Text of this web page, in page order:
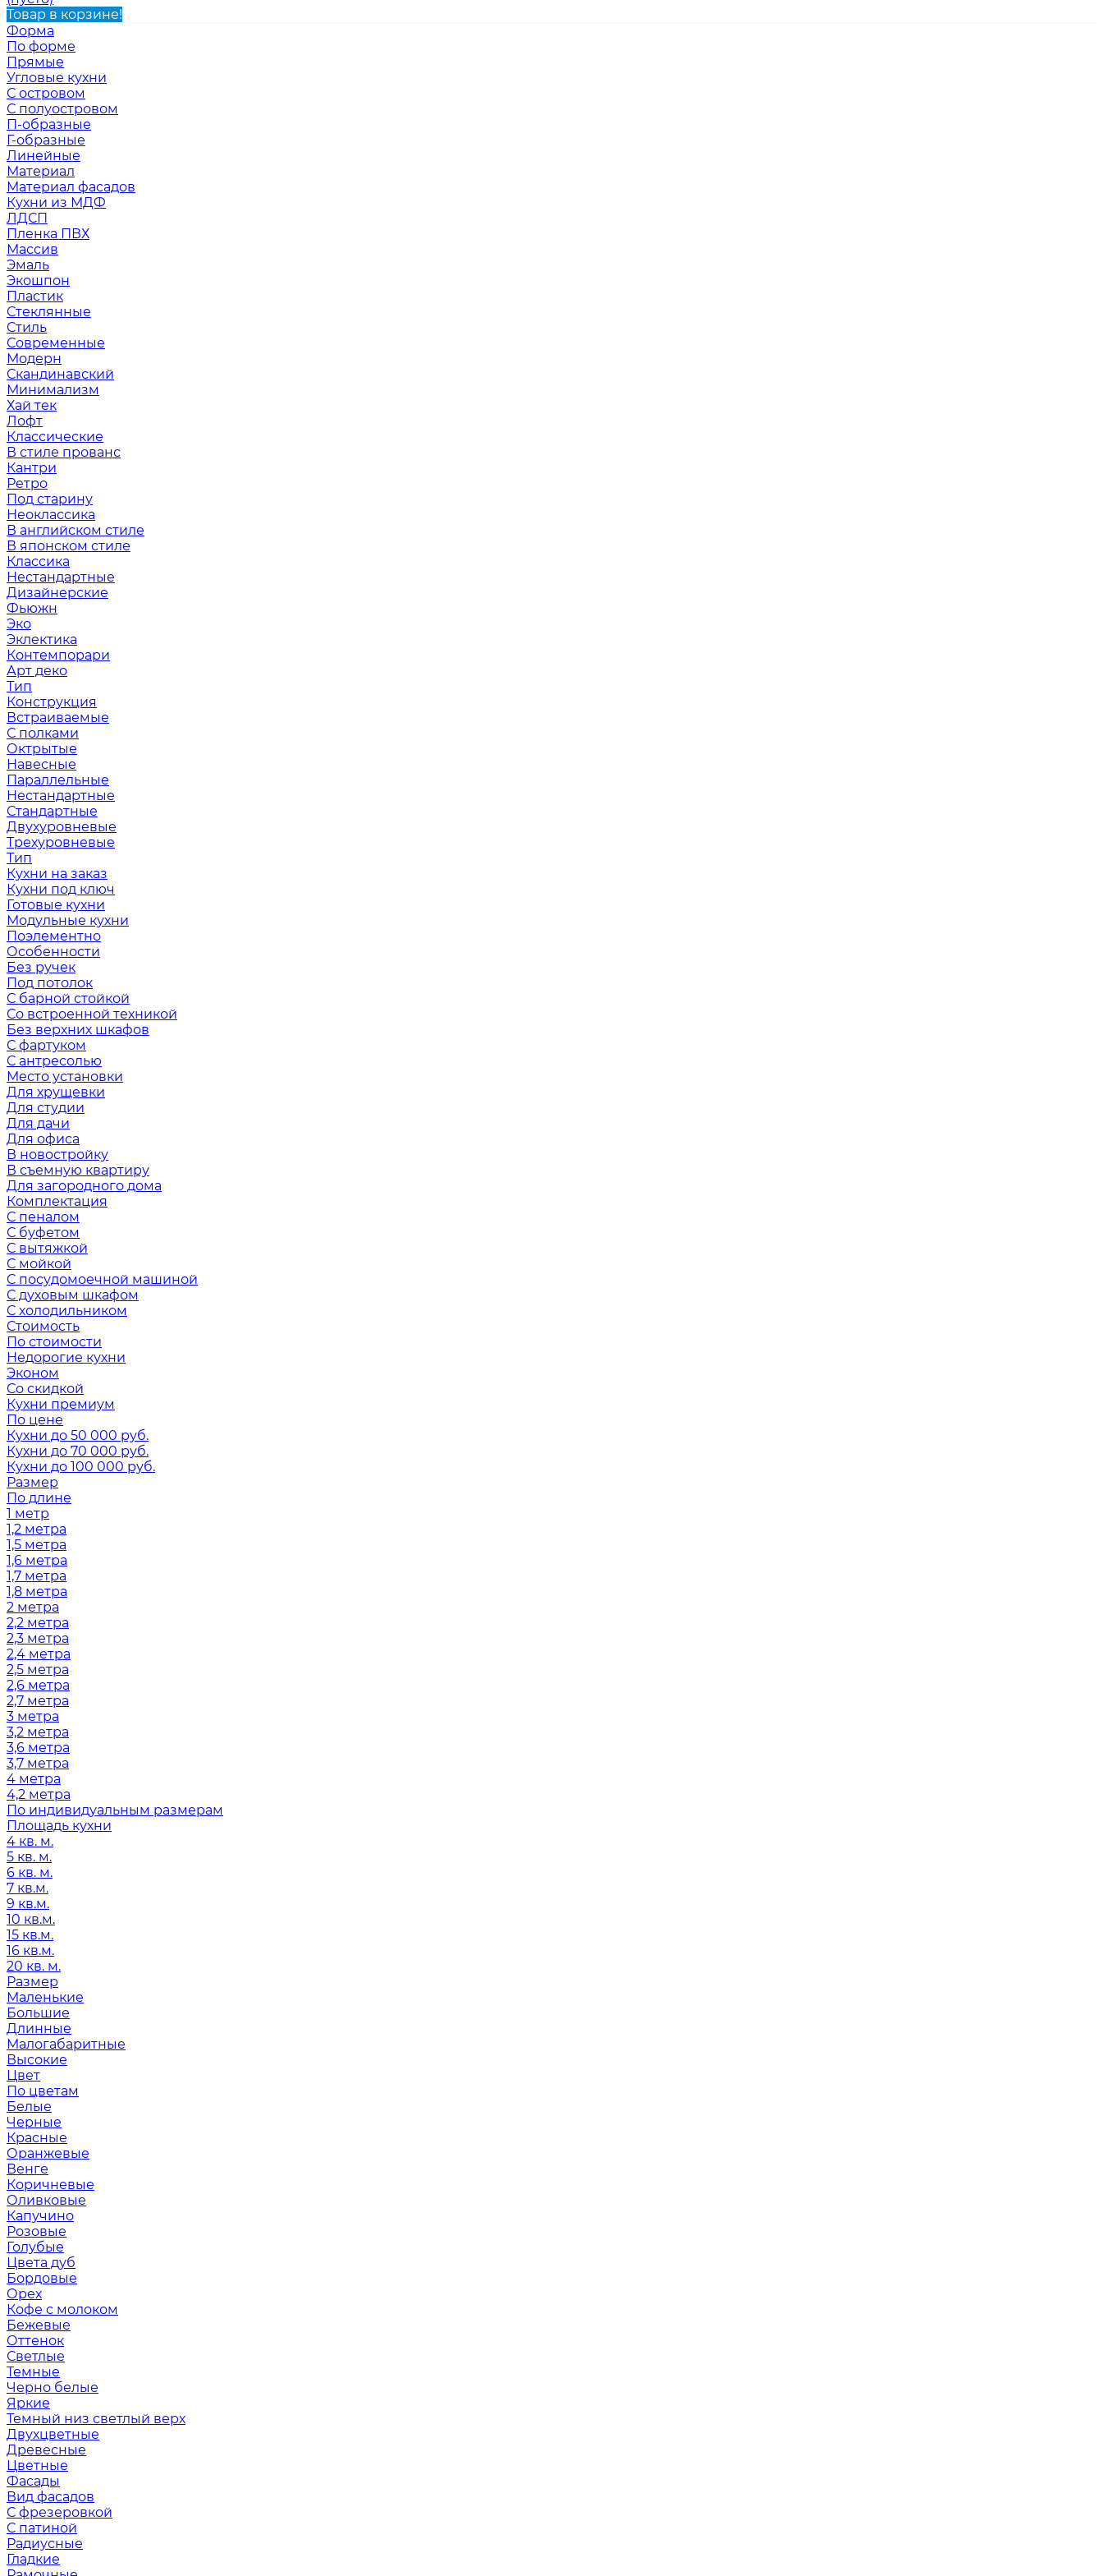
Товар в корзине!
Форма
По форме
Прямые
Угловые кухни
С островом
С полуостровом
П-образные
Г-образные
Линейные
Материал
Материал фасадов
Кухни из МДФ
ЛДСП
Пленка ПВХ
Массив
Эмаль
Экошпон
Пластик
Стеклянные
Стиль
Современные
Модерн
Скандинавский
Минимализм
Хай тек
Лофт
Классические
В стиле прованс
Кантри
Ретро
Под старину
Неоклассика
В английском стиле
В японском стиле
Классика
Нестандартные
Дизайнерские
Фьюжн
Эко
Эклектика
Контемпорари
Арт деко
Тип
Конструкция
Встраиваемые
С полками
Октрытые
Навесные
Параллельные
Нестандартные
Стандартные
Двухуровневые
Трехуровневые
Тип
Кухни на заказ
Кухни под ключ
Готовые кухни
Модульные кухни
Поэлементно
Особенности
Без ручек
Под потолок
С барной стойкой
Со встроенной техникой
Без верхних шкафов
С фартуком
С антресолью
Место установки
Для хрущевки
Для студии
Для дачи
Для офиса
В новостройку
В съемную квартиру
Для загородного дома
Комплектация
С пеналом
С буфетом
С вытяжкой
С мойкой
С посудомоечной машиной
С духовым шкафом
С холодильником
Стоимость
По стоимости
Недорогие кухни
Эконом
Со скидкой
Кухни премиум
По цене
Кухни до 50 000 руб.
Кухни до 70 000 руб.
Кухни до 100 000 руб.
Размер
По длине
1 метр
1,2 метра
1,5 метра
1,6 метра
1,7 метра
1,8 метра
2 метра
2,2 метра
2,3 метра
2,4 метра
2,5 метра
2,6 метра
2,7 метра
3 метра
3,2 метра
3,6 метра
3,7 метра
4 метра
4,2 метра
По индивидуальным размерам
Площадь кухни
4 кв. м.
5 кв. м.
6 кв. м.
7 кв.м.
9 кв.м.
10 кв.м.
15 кв.м.
16 кв.м.
20 кв. м.
Размер
Маленькие
Большие
Длинные
Малогабаритные
Высокие
Цвет
По цветам
Белые
Черные
Красные
Оранжевые
Венге
Коричневые
Оливковые
Капучино
Розовые
Голубые
Цвета дуб
Бордовые
Орех
Кофе с молоком
Бежевые
Оттенок
Светлые
Темные
Черно белые
Яркие
Темный низ светлый верх
Двухцветные
Древесные
Цветные
Фасады
Вид фасадов
С фрезеровкой
С патиной
Радиусные
Гладкие